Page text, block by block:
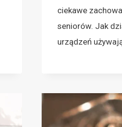
ciekawe
seniorów. Jak
urządzeń